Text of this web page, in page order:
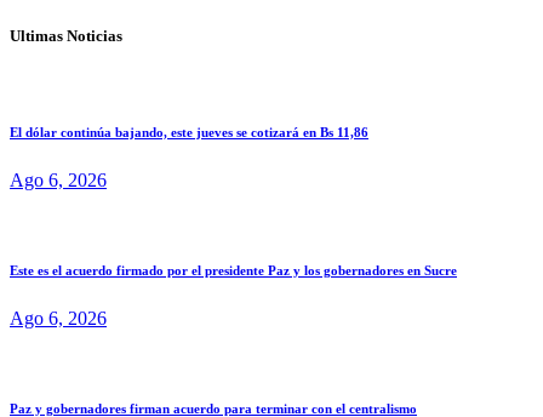
Ultimas Noticias
El dólar continúa bajando, este jueves se cotizará en Bs 11,86
Ago 6, 2026
Este es el acuerdo firmado por el presidente Paz y los gobernadores en Sucre
Ago 6, 2026
Paz y gobernadores firman acuerdo para terminar con el centralismo